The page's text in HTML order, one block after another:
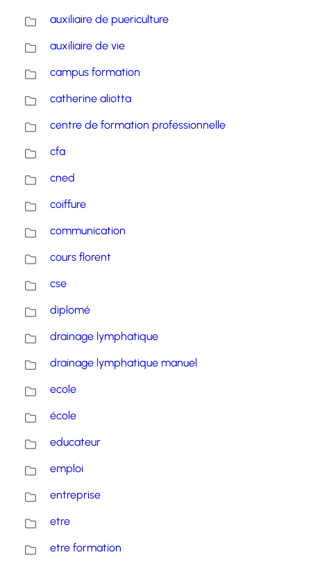
auxiliaire de puericulture
auxiliaire de vie
campus formation
catherine aliotta
centre de formation professionnelle
cfa
cned
coiffure
communication
cours florent
cse
diplomé
drainage lymphatique
drainage lymphatique manuel
ecole
école
educateur
emploi
entreprise
etre
etre formation